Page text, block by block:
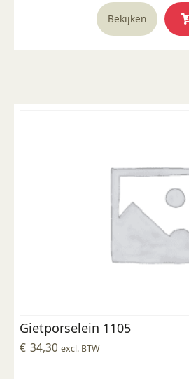
Bekijken
Gietporselein 1105
€ 34,30 excl. BTW